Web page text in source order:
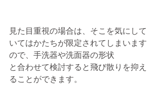
見た目重視の場合は、そこを気にして
いてはかたちが限定されてしまいます
ので、手洗器や洗面器の形状
と合わせて検討すると飛び散りを抑え
ることができます。